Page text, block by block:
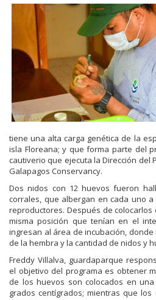
tiene una alta carga genética de la
isla Floreana; y que forma parte del
cautiverio que ejecuta la Dirección del
Galapagos Conservancy.
Dos nidos con 12 huevos fueron
corrales, que albergan en cada uno
reproductores. Después de
misma posición que tenían en el
ingresan al área de incubación,
de la hembra y la cantidad de nidos y
Freddy Villalva, guardaparque
el objetivo del programa es obtener
de los huevos son colocados en
grados centígrados; mientras que